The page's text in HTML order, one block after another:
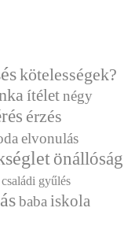
kötelességek?
ítéletnégy
érzés
elvonulás
önállóság
családi gyűlés
babaiskola